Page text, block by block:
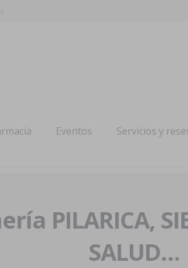
Eventos Servicios y
PILARICA,
SALUD…